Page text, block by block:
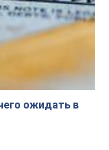
ожидать в